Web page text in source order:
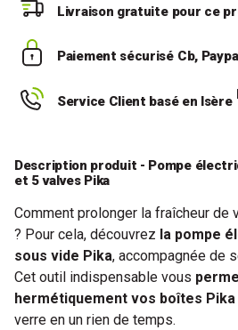
Livraison gratuite pour ce
Paiement sécurisé Cb,
Service Client basé en Isère
Description produit - Pompe
et 5 valves Pika
Comment prolonger la fraîcheur
? Pour cela, découvrez la pompe
sous vide Pika, accompagnée de
Cet outil indispensable vous
hermétiquement vos boîtes Pika
verre en un rien de temps.